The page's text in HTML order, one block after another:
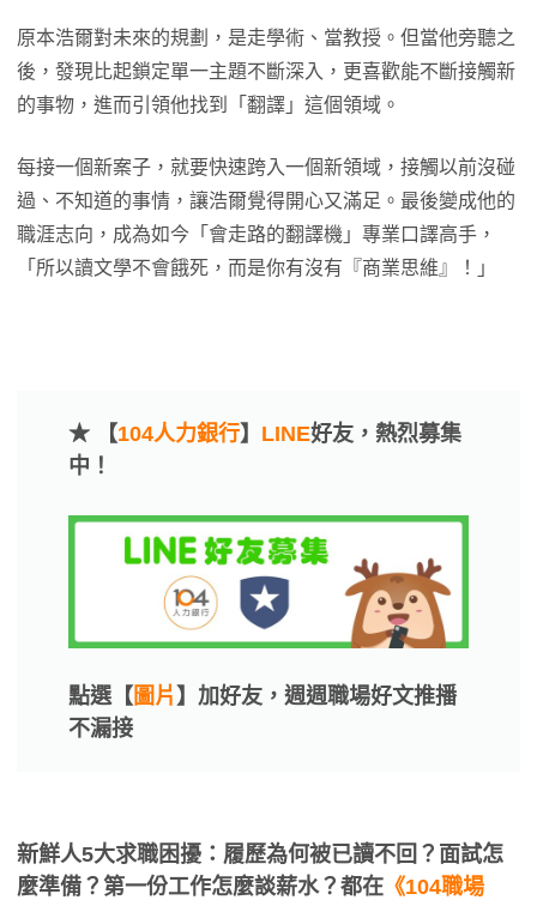
原本浩爾對未來的規劃，是走學術、當教授。但當他旁聽之
後，發現比起鎖定單一主題不斷深入，更喜歡能不斷接觸新
的事物，進而引領他找到「翻譯」這個領域。
每接一個新案子，就要快速跨入一個新領域，接觸以前沒碰
過、不知道的事情，讓浩爾覺得開心又滿足。最後變成他的
職涯志向，成為如今「會走路的翻譯機」專業口譯高手，
「所以讀文學不會餓死，而是你有沒有『商業思維』！」
★ 【104人力銀行】 LINE好友，熱烈募集
中！
點選【 圖片 】加好友，週週職場好文推播
不漏接
新鮮人5大求職困擾：履歷為何被已讀不回？面試怎
麼準備？第一份工作怎麼談薪水？都在 《104職場